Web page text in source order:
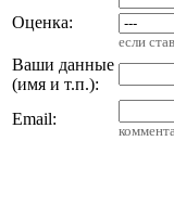
Оценка:
если
Ваши данные
(имя и т.п.):
Email: